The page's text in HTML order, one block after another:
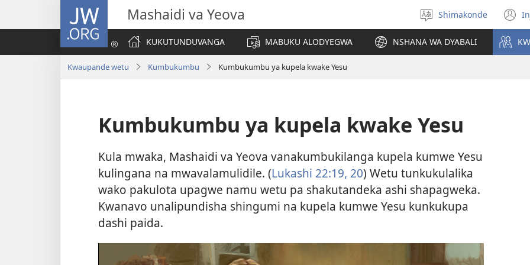
JW.ORG Mashaidi va Yeova
Tandola
inangodi
Shimakonde
KUKUTUNDUVANGA
MABUKU ALODYEGWA NSHANA WA DYABALI
Kwaupande wetu Kumbukumbu Kumbukumbu ya kupela kwake Yesu
Kumbukumbu ya kupela kwake Yesu
Kula mwaka, Mashaidi va Yeova vanakumbukilanga kupela kumwe Yesu
kulingana na mwavalamulidile. (Lukashi 22:19, 20) Wetu tunkukulalika
wako pakulota upagwe namu wetu pa shakutandeka ashi shapagweka.
Kwanavo unalipundisha shingumi na kupela kumwe Yesu kunkukupa
dashi paida.